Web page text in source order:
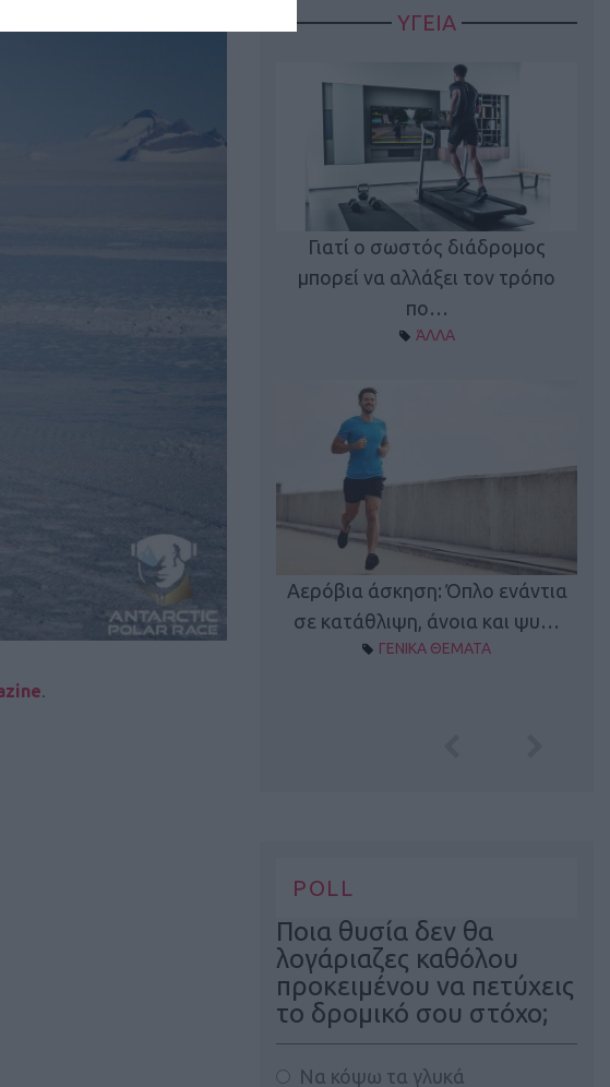
.
ΥΓΕΙΑ
Year Resolutions: Η άσκηση
στην κορυφή για το 2026!
ΓΕΝΙΚΑ ΘΕΜΑΤΑ
Γιατί ο σωστός διάδρομος
μπορεί να αλλάξει τον τρόπο
πο…
ΆΛΛΑ
Αερόβια άσκηση: Όπλο ενάντια
σε κατάθλιψη, άνοια και ψυ…
ΓΕΝΙΚΑ ΘΕΜΑΤΑ
POLL
Ποια θυσία δεν θα
λογάριαζες καθόλου
προκειμένου να πετύχεις
το δρομικό σου στόχο;
Να κόψω τα γλυκά